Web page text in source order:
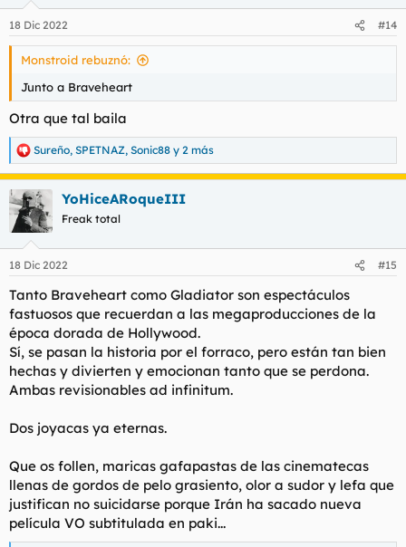
e
s
18 Dic 2022 #14
Monstroid rebuznó:
Junto a Braveheart
Otra que tal baila
R
e
a
c
c
e
:
Sureño, SPETNAZ, Sonic88 y 2 más
YoHiceARoqueIII
Freak total
18 Dic 2022 #15
Tanto Braveheart como Gladiator son espectáculos
fastuosos que recuerdan a las megaproducciones de la
época dorada de Hollywood.
Sí, se pasan la historia por el forraco, pero están tan bien
hechas y divierten y emocionan tanto que se perdona.
Ambas revisionables ad infinitum.
Dos joyacas ya eternas.
Que os follen, maricas gafapastas de las cinematecas
llenas de gordos de pelo grasiento, olor a sudor y lefa que
justifican no suicidarse porque Irán ha sacado nueva
película VO subtitulada en paki...